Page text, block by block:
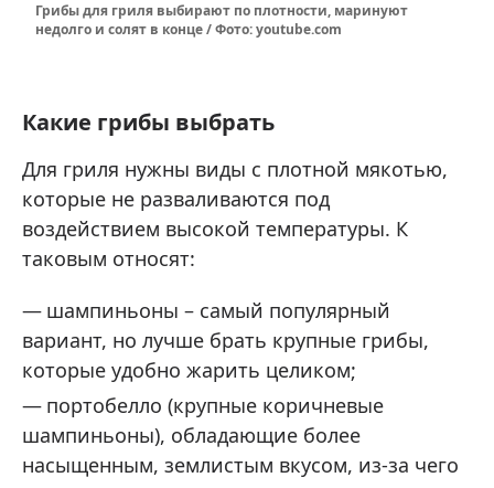
Грибы для гриля выбирают по плотности, маринуют
недолго и солят в конце / Фото: youtube.com
Какие грибы выбрать
Для гриля нужны виды с плотной мякотью,
которые не разваливаются под
воздействием высокой температуры. К
таковым относят:
шампиньоны – самый популярный
вариант, но лучше брать крупные грибы,
которые удобно жарить целиком;
портобелло (крупные коричневые
шампиньоны), обладающие более
насыщенным, землистым вкусом, из-за чего